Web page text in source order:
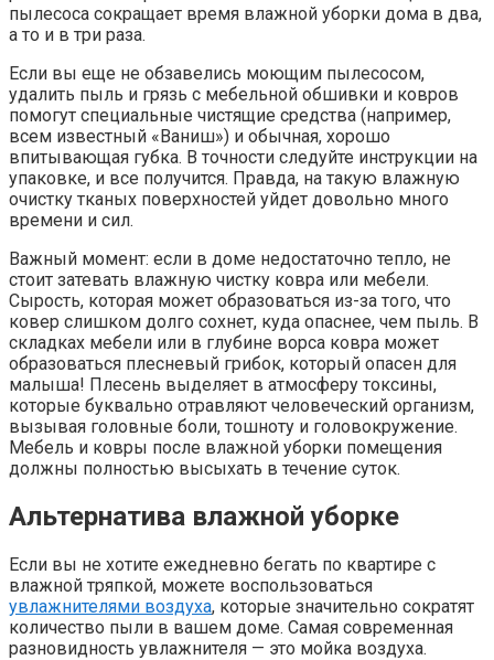
пылесоса сокращает время влажной уборки дома в два,
а то и в три раза.
Если вы еще не обзавелись моющим пылесосом,
удалить пыль и грязь с мебельной обшивки и ковров
помогут специальные чистящие средства (например,
всем известный «Ваниш») и обычная, хорошо
впитывающая губка. В точности следуйте инструкции на
упаковке, и все получится. Правда, на такую влажную
очистку тканых поверхностей уйдет довольно много
времени и сил.
Важный момент: если в доме недостаточно тепло, не
стоит затевать влажную чистку ковра или мебели.
Сырость, которая может образоваться из-за того, что
ковер слишком долго сохнет, куда опаснее, чем пыль. В
складках мебели или в глубине ворса ковра может
образоваться плесневый грибок, который опасен для
малыша! Плесень выделяет в атмосферу токсины,
которые буквально отравляют человеческий организм,
вызывая головные боли, тошноту и головокружение.
Мебель и ковры после влажной уборки помещения
должны полностью высыхать в течение суток.
Альтернатива влажной уборке
Если вы не хотите ежедневно бегать по квартире с
влажной тряпкой, можете воспользоваться
увлажнителями воздуха, которые значительно сократят
количество пыли в вашем доме. Самая современная
разновидность увлажнителя — это мойка воздуха.